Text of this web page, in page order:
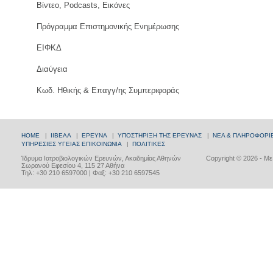
Βίντεο, Podcasts, Εικόνες
Πρόγραμμα Επιστημονικής Ενημέρωσης
ΕΙΦΚΔ
Διαύγεια
Κωδ. Ηθικής & Επαγγ/ης Συμπεριφοράς
HOME | ΙΙΒΕΑΑ | ΕΡΕΥΝΑ | ΥΠΟΣΤΗΡΙΞΗ ΤΗΣ ΕΡΕΥΝΑΣ | ΝΕΑ &
ΥΠΗΡΕΣΙΕΣ ΥΓΕΙΑΣ ΕΠΙΚΟΙΝΩΝΙΑ | ΠΟΛΙΤΙΚΕΣ
Copyright © 2026 - Με
Ίδρυμα Ιατροβιολογικών Ερευνών, Ακαδημίας Αθηνών
Σωρανού Εφεσίου 4, 115 27 Αθήνα
Τηλ: +30 210 6597000 | Φαξ: +30 210 6597545